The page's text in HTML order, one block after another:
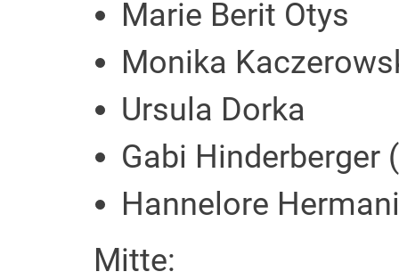
Marie Berit Otys
Monika
Ursula Dorka
Gabi Hinderberger
Hannelore
Mitte: